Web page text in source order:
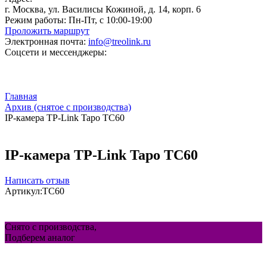
г. Москва, ул. Василисы Кожиной, д. 14, корп. 6
Режим работы: Пн-Пт, с 10:00-19:00
Проложить маршрут
Электронная почта: info@treolink.ru
Соцсети и мессенджеры:
Главная
Архив (снятое с производства)
IP-камера TP-Link Tapo TC60
IP-камера TP-Link Tapo TC60
Написать отзыв
Артикул:TC60
Снято с производства,
Подберем аналог